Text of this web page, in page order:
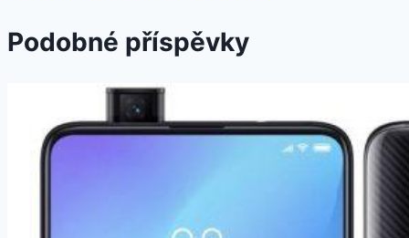
Podobné příspěvky